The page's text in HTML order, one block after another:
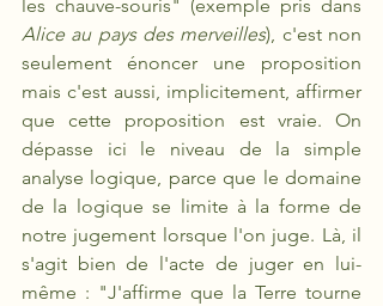
Alice au pays des merveilles), c'est non
seulement énoncer une proposition
mais c'est aussi, implicitement, affirmer
que cette proposition est vraie. On
dépasse ici le niveau de la simple
analyse logique, parce que le domaine
de la logique se limite à la forme de
notre jugement lorsque l'on juge. Là, il
s'agit bien de l'acte de juger en lui-
même : "J'affirme que la Terre tourne